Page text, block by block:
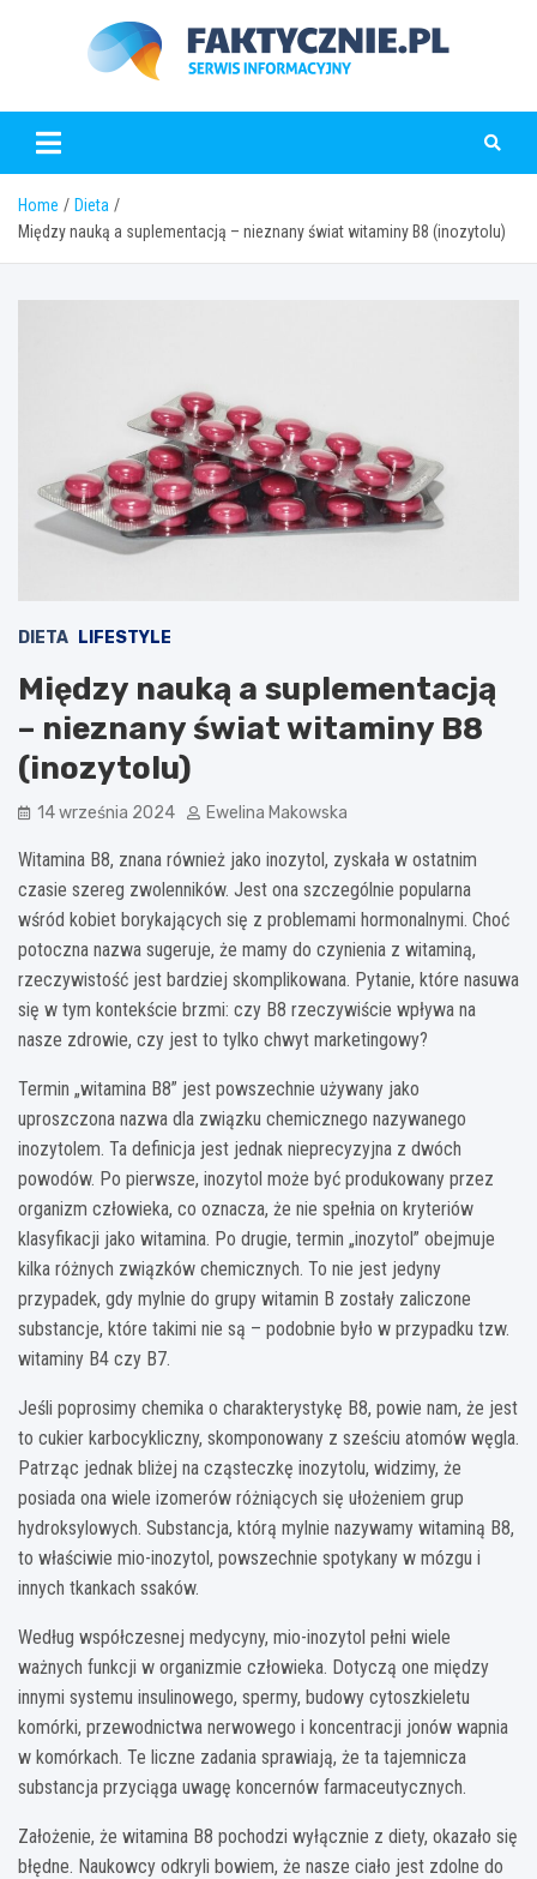
faktycznie.pl
Home
Dieta
Między nauką a suplementacją – nieznany świat witaminy B8 (inozytolu)
DIETA LIFESTYLE
Między nauką a suplementacją
– nieznany świat witaminy B8
(inozytolu)
14 września 2024 Ewelina Makowska
Witamina B8, znana również jako inozytol, zyskała w ostatnim
czasie szereg zwolenników. Jest ona szczególnie popularna
wśród kobiet borykających się z problemami hormonalnymi. Choć
potoczna nazwa sugeruje, że mamy do czynienia z witaminą,
rzeczywistość jest bardziej skomplikowana. Pytanie, które nasuwa
się w tym kontekście brzmi: czy B8 rzeczywiście wpływa na
nasze zdrowie, czy jest to tylko chwyt marketingowy?
Termin „witamina B8” jest powszechnie używany jako
uproszczona nazwa dla związku chemicznego nazywanego
inozytolem. Ta definicja jest jednak nieprecyzyjna z dwóch
powodów. Po pierwsze, inozytol może być produkowany przez
organizm człowieka, co oznacza, że nie spełnia on kryteriów
klasyfikacji jako witamina. Po drugie, termin „inozytol” obejmuje
kilka różnych związków chemicznych. To nie jest jedyny
przypadek, gdy mylnie do grupy witamin B zostały zaliczone
substancje, które takimi nie są – podobnie było w przypadku tzw.
witaminy B4 czy B7.
Jeśli poprosimy chemika o charakterystykę B8, powie nam, że jest
to cukier karbocykliczny, skomponowany z sześciu atomów węgla.
Patrząc jednak bliżej na cząsteczkę inozytolu, widzimy, że
posiada ona wiele izomerów różniących się ułożeniem grup
hydroksylowych. Substancja, którą mylnie nazywamy witaminą B8,
to właściwie mio-inozytol, powszechnie spotykany w mózgu i
innych tkankach ssaków.
Według współczesnej medycyny, mio-inozytol pełni wiele
ważnych funkcji w organizmie człowieka. Dotyczą one między
innymi systemu insulinowego, spermy, budowy cytoszkieletu
komórki, przewodnictwa nerwowego i koncentracji jonów wapnia
w komórkach. Te liczne zadania sprawiają, że ta tajemnicza
substancja przyciąga uwagę koncernów farmaceutycznych.
Założenie, że witamina B8 pochodzi wyłącznie z diety, okazało się
błędne. Naukowcy odkryli bowiem, że nasze ciało jest zdolne do